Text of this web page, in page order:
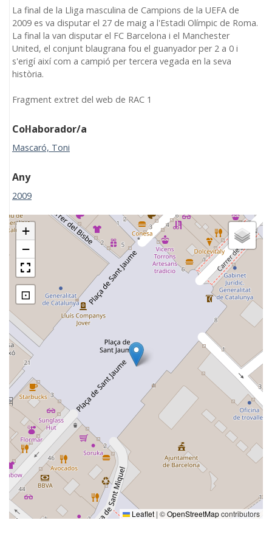
La final de la Lliga masculina de Campions de la UEFA de
2009 es va disputar el 27 de maig a l'Estadi Olímpic de Roma.
La final la van disputar el FC Barcelona i el Manchester
United, el conjunt blaugrana fou el guanyador per 2 a 0 i
s'erigí així com a campió per tercera vegada en la seva
història.
Fragment extret del web de RAC 1
Col·laborador/a
Mascaró, Toni
Any
2009
+
−
⊡
Leaflet | ©OpenStreetMapcontributors